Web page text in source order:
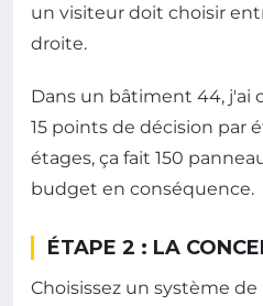
un visiteur doit choisir
droite.
Dans un bâtiment 44, j'ai
15 points de décision par
étages, ça fait 150
budget en conséquence.
ÉTAPE 2 : LA
Choisissez un système de